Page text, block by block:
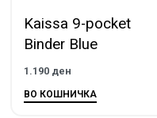
Kaissa 9-pocket
Binder Blue
1.190 ден
ВО КОШНИЧКА